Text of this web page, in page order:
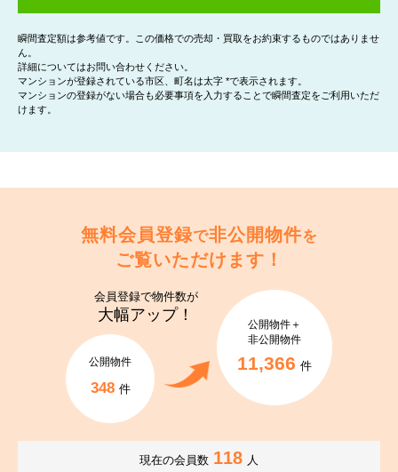
瞬間査定額は参考値です。この価格での売却・買取をお約束するものではありませ
ん。
詳細についてはお問い合わせください。
マンションが登録されている市区、町名は太字 *で表示されます。
マンションの登録がない場合も必要事項を入力することで瞬間査定をご利用いただ
けます。
無料会員登録で非公開物件を
ご覧いただけます！
会員登録で物件数が
大幅アップ！
公開物件
348 件
公開物件＋
非公開物件
11,366 件
現在の会員数 118 人